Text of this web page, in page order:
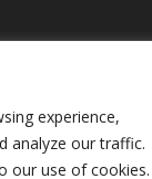
experience,
analyze our traffic.
our use of cookies.